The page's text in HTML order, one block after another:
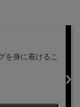
を身に着けるこ